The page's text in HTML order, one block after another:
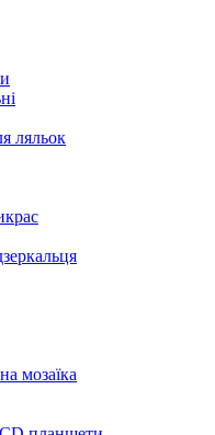
ляльок
мозаїка